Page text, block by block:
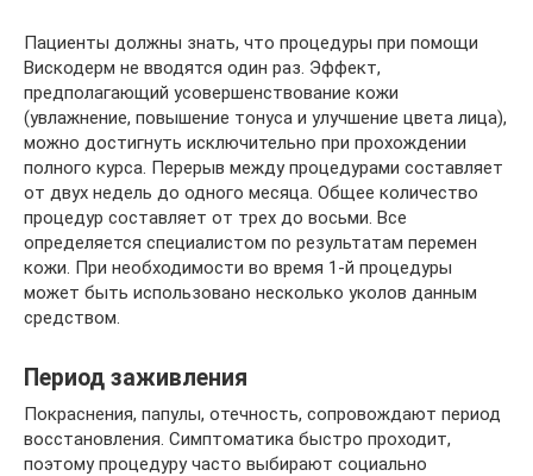
Пациенты должны знать, что процедуры при помощи
Вискодерм не вводятся один раз. Эффект,
предполагающий усовершенствование кожи
(увлажнение, повышение тонуса и улучшение цвета лица),
можно достигнуть исключительно при прохождении
полного курса. Перерыв между процедурами составляет
от двух недель до одного месяца. Общее количество
процедур составляет от трех до восьми. Все
определяется специалистом по результатам перемен
кожи. При необходимости во время 1-й процедуры
может быть использовано несколько уколов данным
средством.
Период заживления
Покраснения, папулы, отечность, сопровождают период
восстановления. Симптоматика быстро проходит,
поэтому процедуру часто выбирают социально